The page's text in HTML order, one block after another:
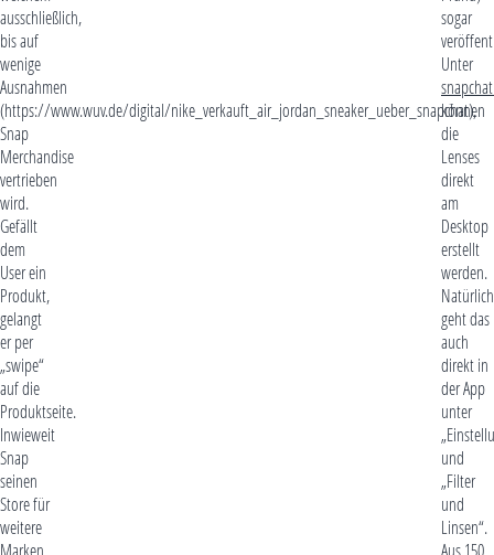
ausschließlich,
bis auf
wenige
Ausnahmen
(https://www.wuv.de/digital/nike_verkauft_air_jordan_sneaker_ueber_snapchat),
Snap
Merchandise
vertrieben
wird.
Gefällt
dem
User ein
Produkt,
gelangt
er per
„swipe“
auf die
Produktseite.
Inwieweit
Snap
seinen
Store für
weitere
Marken
sogar
Unter
können
die
Lenses
direkt
am
Desktop
erstellt
werden.
Natürlich
geht das
auch
direkt in
der App
unter
und
„Filter
und
Linsen“.
Aus 150